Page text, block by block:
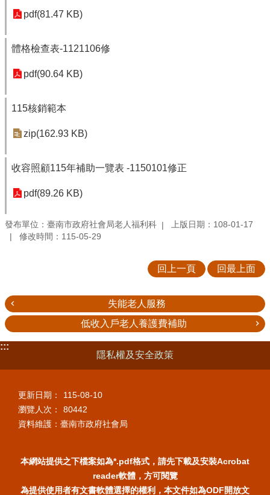
pdf(81.47 KB)
體格檢查表-1121106修
pdf(90.64 KB)
115核銷範本
zip(162.93 KB)
收容照顧115年補助一覽表 -1150101修正
pdf(89.26 KB)
發布單位：臺南市政府社會局老人福利科
上版日期：108-01-17
修改時間：115-05-29
回上一頁 回最上面
失能老人服務
低收入戶老人養護費補助
:::
隱私權及安全政策
更新日期：
115-08-10
瀏覽人次：
80442
資料維護：臺南市政府社會局
本網站提供之下檔案如為*.pdf格式，請先下載及安裝Acrobat
reader軟體，方可閱覽
為提供使用者有文書軟體選擇的權利，本文件如為ODF開放文